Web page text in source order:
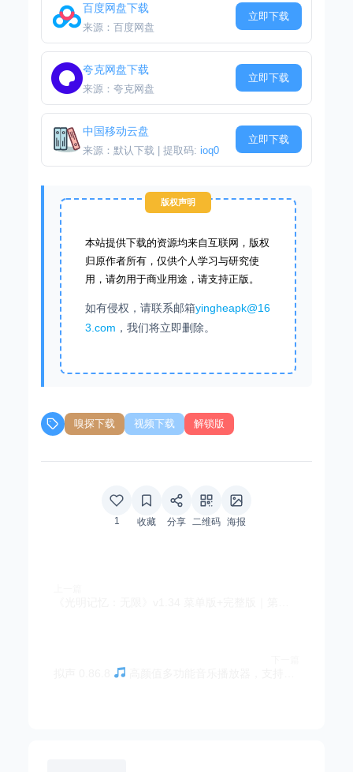
百度网盘下载
来源：百度网盘
立即下载
夸克网盘下载
来源：夸克网盘
立即下载
中国移动云盘
来源：默认下载 | 提取码: ioq0
立即下载
版权声明
本站提供下载的资源均来自互联网，版权
归原作者所有，仅供个人学习与研究使
用，请勿用于商业用途，请支持正版。
如有侵权，请联系邮箱yingheapk@16
3.com ，我们将立即删除。
嗅探下载 视频下载 解锁版
1 收藏 分享 二维码 海报